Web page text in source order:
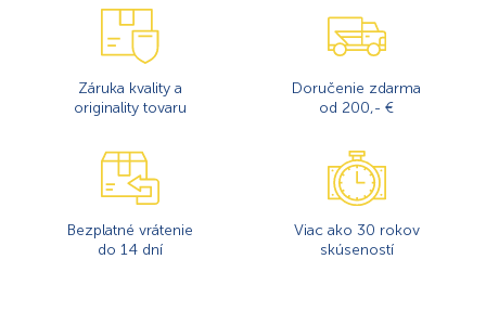
Záruka kvality a
originality tovaru
Doručenie zdarma
od 200,- €
Bezplatné vrátenie
do 14 dní
Viac ako 30 rokov
skúseností